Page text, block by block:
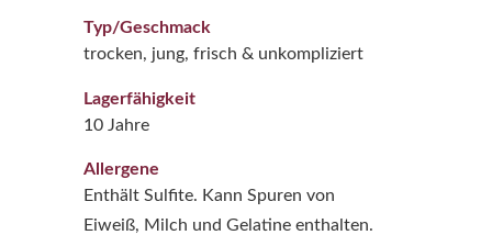
Typ/Geschmack
trocken, jung, frisch & unkompliziert
Lagerfähigkeit
10 Jahre
Allergene
Enthält Sulfite. Kann Spuren von
Eiweiß, Milch und Gelatine enthalten.